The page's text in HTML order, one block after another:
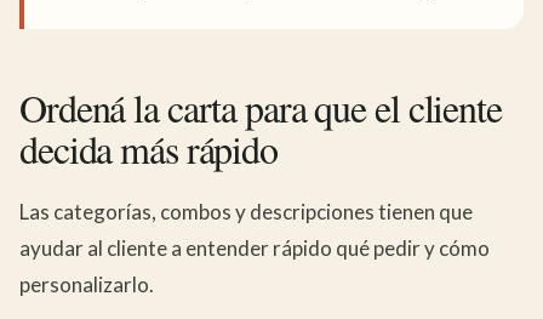
Ordená la carta para que el cliente
decida más rápido
Las categorías, combos y descripciones tienen que
ayudar al cliente a entender rápido qué pedir y cómo
personalizarlo.